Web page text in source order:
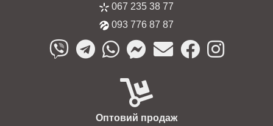
067 235 38 77
093 776 87 87
Оптовий продаж